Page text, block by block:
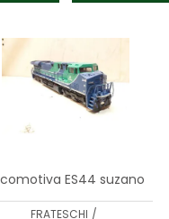
ES44 suzano
FRATESCHI /